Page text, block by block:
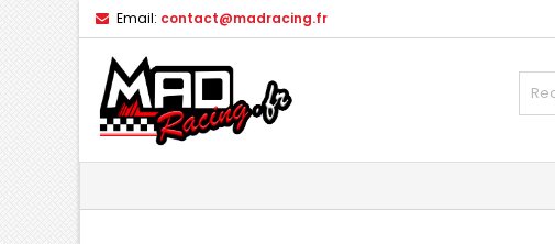
Email: contact@madracing.fr